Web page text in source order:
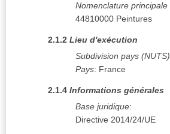
Nomenclature principale
44810000 Peintures
2.1.2 Lieu d'exécution
Subdivision pays (NUTS)
Pays: France
2.1.4 Informations générales
Base juridique:
Directive 2014/24/UE